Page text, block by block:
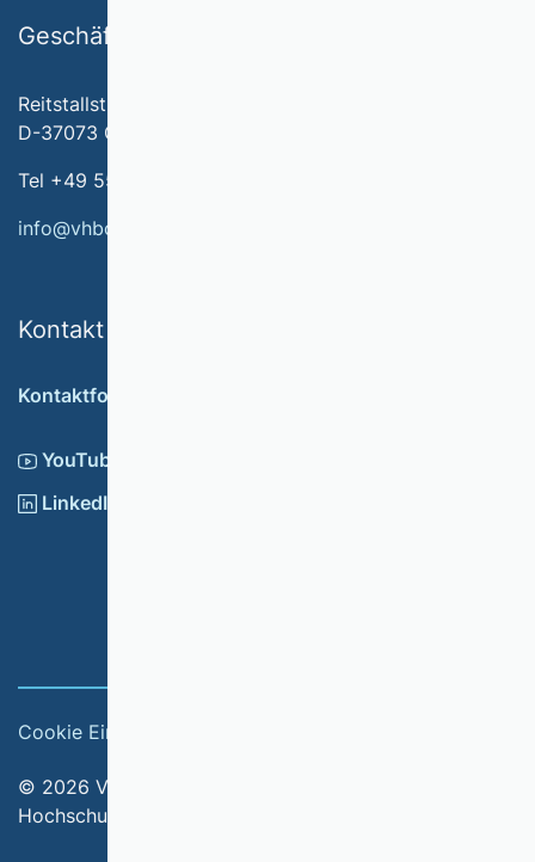
Geschäftsstelle
Reitstallstr. 7
D-37073 Göttingen
Tel +49 551 79778-566
info@vhbonline.org
Kontakt
Kontaktformular
YouTube
LinkedIn
Cookie Einstellungen
© 2026 Verband der Hochschullehrerinnen und
Hochschullehrer für Betriebswirtschaft e.V.